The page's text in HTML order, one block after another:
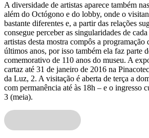
A diversidade de artistas aparece também
além do Octógono e do lobby, onde o
bastante diferentes e, a partir das relações
consegue perceber as singularidades de
artistas desta mostra compôs a programação
últimos anos, por isso também ela faz parte
comemorativo de 110 anos do museu. A
cartaz até 31 de janeiro de 2016 na
da Luz, 2. A visitação é aberta de terça a
com permanência até às 18h – e o ingresso
3 (meia).